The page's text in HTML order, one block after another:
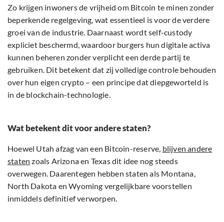
Zo krijgen inwoners de vrijheid om Bitcoin te minen zonder
beperkende regelgeving, wat essentieel is voor de verdere
groei van de industrie. Daarnaast wordt self-custody
expliciet beschermd, waardoor burgers hun digitale activa
kunnen beheren zonder verplicht een derde partij te
gebruiken. Dit betekent dat zij volledige controle behouden
over hun eigen crypto – een principe dat diepgeworteld is
in de blockchain-technologie.
Wat betekent dit voor andere staten?
Hoewel Utah afzag van een Bitcoin-reserve, blijven andere
staten zoals Arizona en Texas dit idee nog steeds
overwegen. Daarentegen hebben staten als Montana,
North Dakota en Wyoming vergelijkbare voorstellen
inmiddels definitief verworpen.